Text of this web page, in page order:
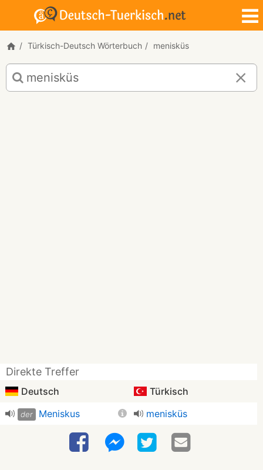
Türkisch-Deutsch Wörterbuch menisküs
Türkisch-
Deutsch
Übersetzung
Direkte Treffer
Deutsch Türkisch
der Meniskus menisküs